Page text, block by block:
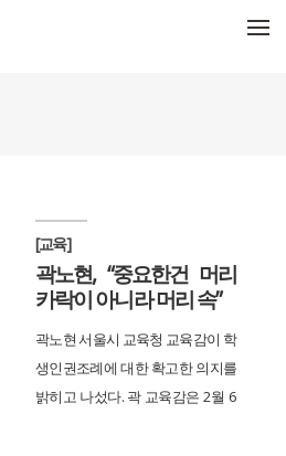
[교육]
곽노현, “중요한건 머리
카락이 아니라 머리 속”
곽노현 서울시 교육청 교육감이 학
생인권조례에 대한 확고한 의지를
밝히고 나섰다. 곽 교육감은 2월 6